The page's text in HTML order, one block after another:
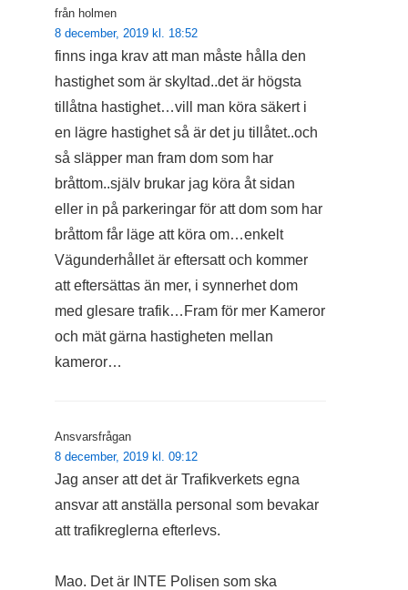
från holmen
8 december, 2019 kl. 18:52
finns inga krav att man måste hålla den
hastighet som är skyltad..det är högsta
tillåtna hastighet…vill man köra säkert i
en lägre hastighet så är det ju tillåtet..och
så släpper man fram dom som har
bråttom..själv brukar jag köra åt sidan
eller in på parkeringar för att dom som har
bråttom får läge att köra om…enkelt
Vägunderhållet är eftersatt och kommer
att eftersättas än mer, i synnerhet dom
med glesare trafik…Fram för mer Kameror
och mät gärna hastigheten mellan
kameror…
Ansvarsfrågan
8 december, 2019 kl. 09:12
Jag anser att det är Trafikverkets egna
ansvar att anställa personal som bevakar
att trafikreglerna efterlevs.
Mao. Det är INTE Polisen som ska